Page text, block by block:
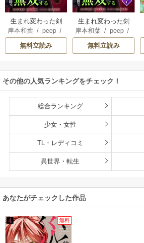
生まれ変わった剣
聖、剣士が冷遇さ
れる魔術至上主義
の学園で無双する
岸本和葉/ peep/
染野静也/
/taskey STUDI
無料立読み
生まれ変わった剣
聖、剣士が冷遇さ
れる魔術至上主義
の学園で無双する
岸本和葉/ peep/
染野静也/
/taskey STUDI
無料立読み
その他の人気ランキングをチェック！
総合ランキング
少女・女性
TL・レディコミ
異世界・転生
あなたがチェックした作品
無料